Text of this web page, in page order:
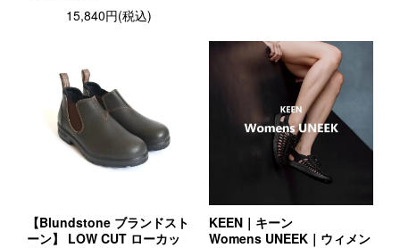
15,840円(税込)
【Blundstone ブランドスト
ーン】 LOW CUT ローカッ
KEEN｜キーン
Womens UNEEK｜ウィメン